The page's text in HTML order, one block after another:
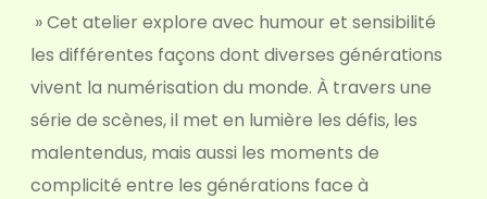
» Cet atelier explore avec humour et sensibilité
les différentes façons dont diverses générations
vivent la numérisation du monde. À travers une
série de scènes, il met en lumière les défis, les
malentendus, mais aussi les moments de
complicité entre les générations face à